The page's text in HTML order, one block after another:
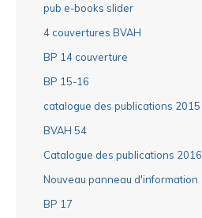
pub e-books slider
4 couvertures BVAH
BP 14 couverture
BP 15-16
catalogue des publications 2015
BVAH 54
Catalogue des publications 2016
Nouveau panneau d'information
BP 17